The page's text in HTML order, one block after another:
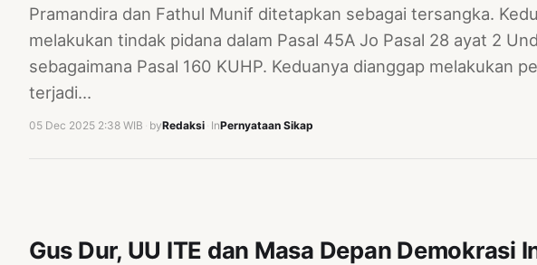
Pramandira dan Fathul Munif ditetapkan sebagai tersangka.
melakukan tindak pidana dalam Pasal 45A Jo Pasal 28 ayat 2
sebagaimana Pasal 160 KUHP. Keduanya dianggap melakukan
terjadi…
05 Dec 2025 2:38 WIB byRedaksi InPernyataan Sikap
Gus Dur, UU ITE dan Masa Depan Demokrasi